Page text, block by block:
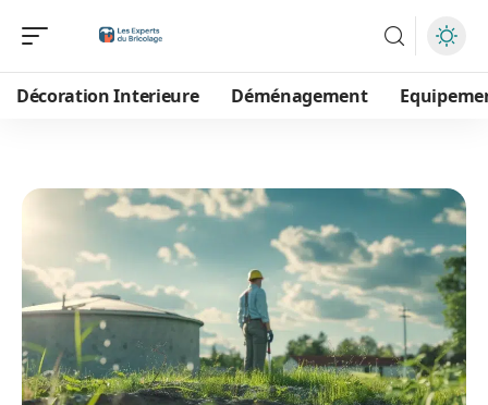
Décoration Interieure Déménagement